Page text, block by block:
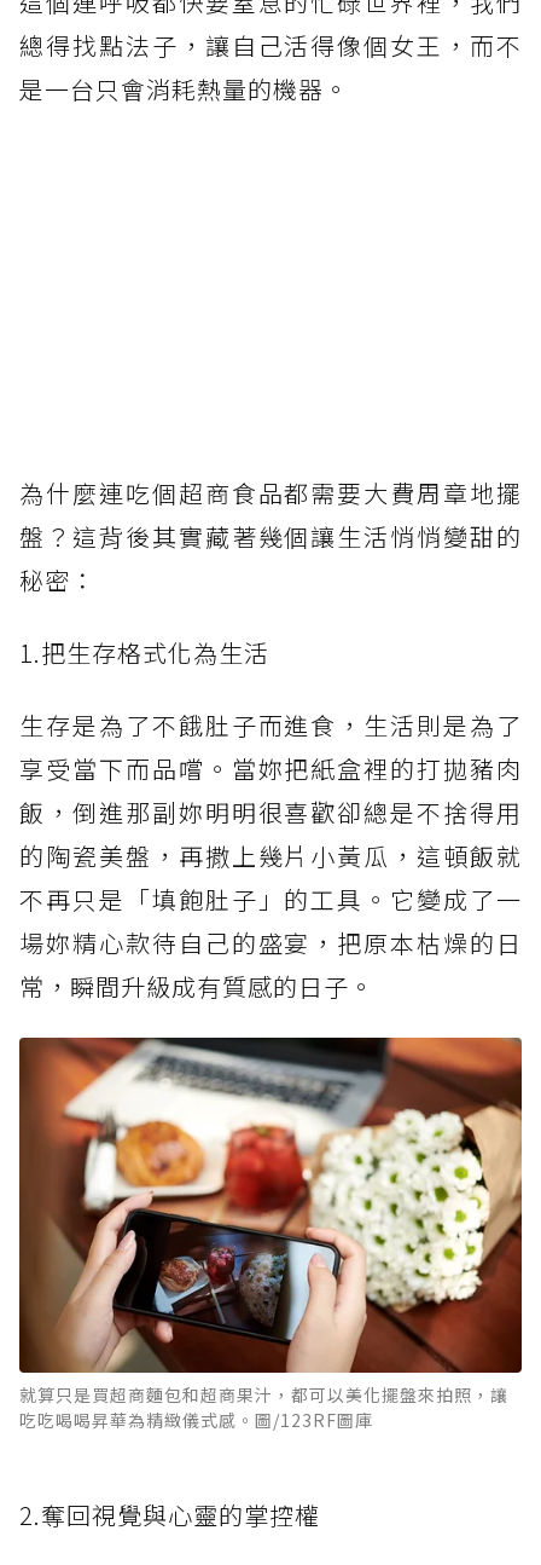
總得找點法子，讓自己活得像個女王，而不
是一台只會消耗熱量的機器。
為什麼連吃個超商食品都需要大費周章地擺
盤？這背後其實藏著幾個讓生活悄悄變甜的
秘密：
1.把生存格式化為生活
生存是為了不餓肚子而進食，生活則是為了
享受當下而品嚐。當妳把紙盒裡的打拋豬肉
飯，倒進那副妳明明很喜歡卻總是不捨得用
的陶瓷美盤，再撒上幾片小黃瓜，這頓飯就
不再只是「填飽肚子」的工具。它變成了一
場妳精心款待自己的盛宴，把原本枯燥的日
常，瞬間升級成有質感的日子。
就算只是買超商麵包和超商果汁，都可以美化擺盤來拍照，讓
吃吃喝喝昇華為精緻儀式感。圖/123RF圖庫
2.奪回視覺與心靈的掌控權